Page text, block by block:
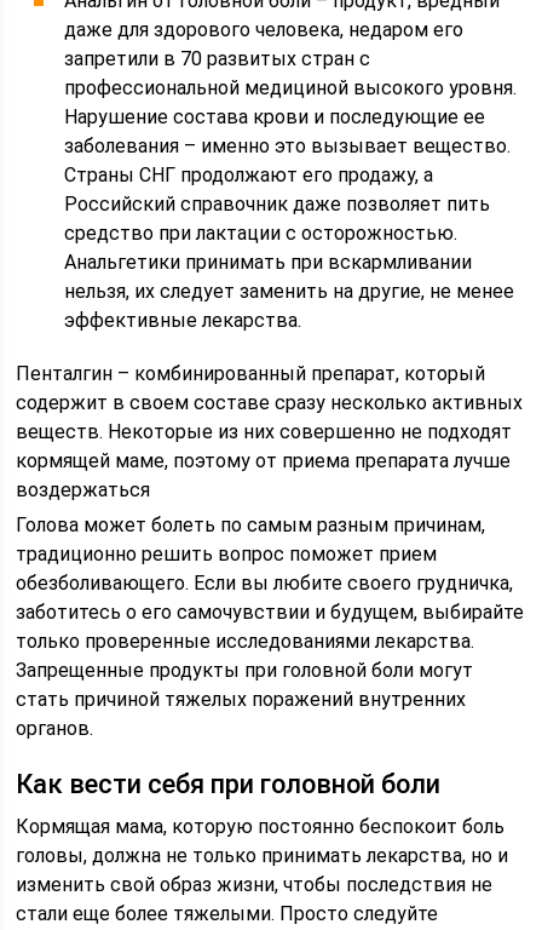
даже для здорового человека, недаром его
запретили в 70 развитых стран с
профессиональной медициной высокого уровня.
Нарушение состава крови и последующие ее
заболевания – именно это вызывает вещество.
Страны СНГ продолжают его продажу, а
Российский справочник даже позволяет пить
средство при лактации с осторожностью.
Анальгетики принимать при вскармливании
нельзя, их следует заменить на другие, не менее
эффективные лекарства.
Пенталгин – комбинированный препарат, который
содержит в своем составе сразу несколько активных
веществ. Некоторые из них совершенно не подходят
кормящей маме, поэтому от приема препарата лучше
воздержаться
Голова может болеть по самым разным причинам,
традиционно решить вопрос поможет прием
обезболивающего. Если вы любите своего грудничка,
заботитесь о его самочувствии и будущем, выбирайте
только проверенные исследованиями лекарства.
Запрещенные продукты при головной боли могут
стать причиной тяжелых поражений внутренних
органов.
Как вести себя при головной боли
Кормящая мама, которую постоянно беспокоит боль
головы, должна не только принимать лекарства, но и
изменить свой образ жизни, чтобы последствия не
стали еще более тяжелыми. Просто следуйте